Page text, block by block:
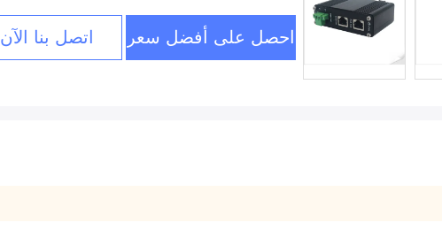
احصل على أفضل سعر اتصل بنا الآن